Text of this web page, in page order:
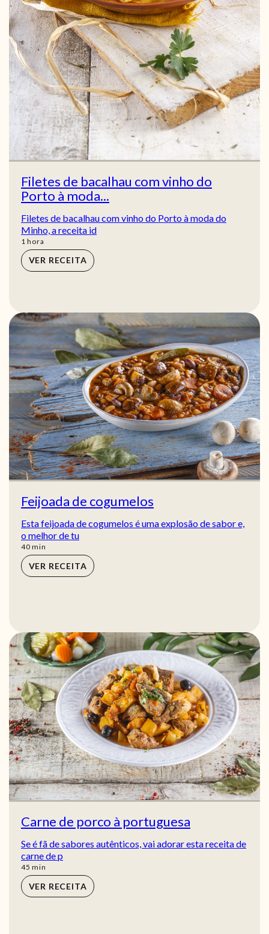
Filetes de bacalhau com vinho do
Porto à moda...
Filetes de bacalhau com vinho do Porto à moda do
Minho, a receita id
1 hora
hora
VER RECEITA
Feijoada de cogumelos
Esta feijoada de cogumelos é uma explosão de sabor e,
o melhor de tu
40min
min
VER RECEITA
Carne de porco à portuguesa
Se é fã de sabores autênticos, vai adorar esta receita de
carne de p
45 min
min
VER RECEITA